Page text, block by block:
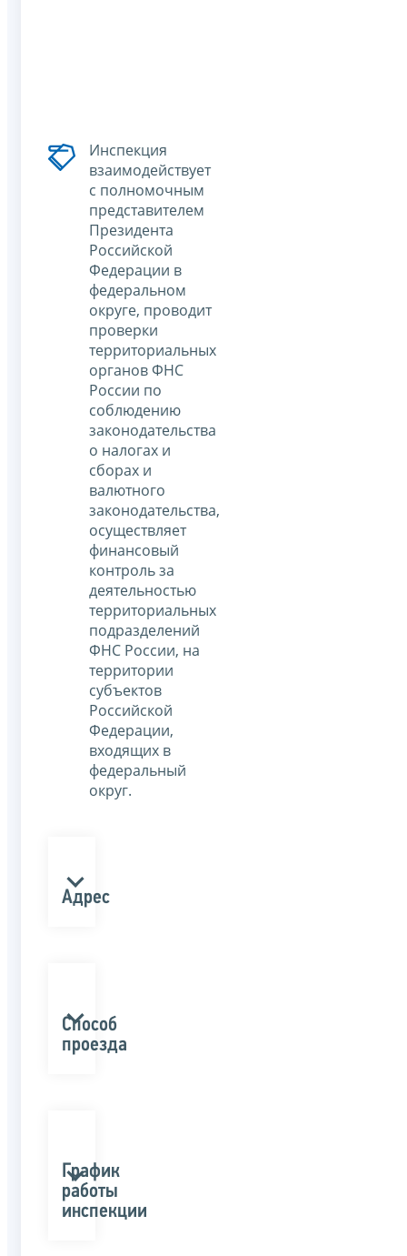
Инспекция
взаимодействует
с полномочным
представителем
Президента
Российской
Федерации в
федеральном
округе, проводит
проверки
территориальных
органов ФНС
России по
соблюдению
законодательства
о налогах и
сборах и
валютного
законодательства,
осуществляет
финансовый
контроль за
деятельностью
территориальных
подразделений
ФНС России, на
территории
субъектов
Российской
Федерации,
входящих в
федеральный
округ.
Адрес
Способ
проезда
График
работы
инспекции